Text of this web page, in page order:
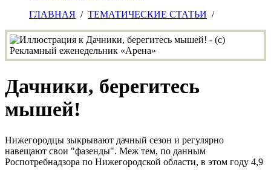
ГЛАВНАЯ / ТЕМАТИЧЕСКИЕ СТАТЬИ /
Дачники, берегитесь
мышей!
Нижегородцы зыкрывают дачный сезон и регулярно
навещают свои "фазенды". Меж тем, по данным
Роспотребнадзора по Нижегородской области, в этом году 4,9